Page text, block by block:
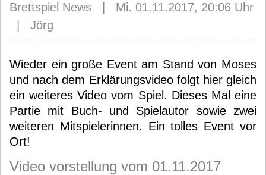
Brettspiel News | Mi. 01.11.2017, 20:06 Uhr
| Jörg
Wieder ein große Event am Stand von Moses
und nach dem Erklärungsvideo folgt hier gleich
ein weiteres Video vom Spiel. Dieses Mal eine
Partie mit Buch- und Spielautor sowie zwei
weiteren Mitspielerinnen. Ein tolles Event vor
Ort!
Video vorstellung vom 01.11.2017